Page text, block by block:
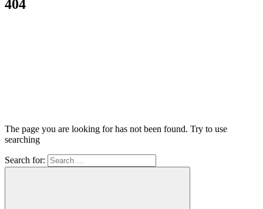
404
The page you are looking for has not been found. Try to use
searching
Search for: